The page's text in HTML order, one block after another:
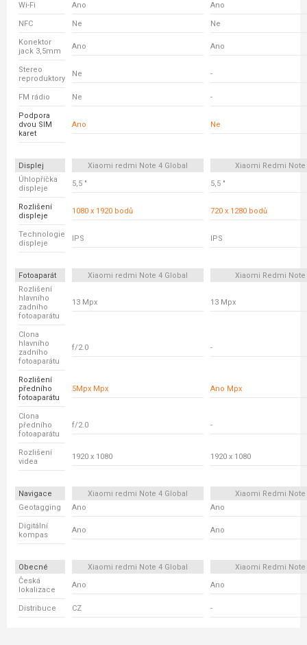
Wi-Fi Ano Ano
NFC Ne Ne
Konektor
jack 3,5mm
Ano Ano
Stereo
reproduktory
Ne -
FM rádio Ne -
Podpora
dvou SIM
karet
Ano Ne
Displej Xiaomi redmi Note 4 Global
Xiaomi Redmi Note
Úhlopříčka
displeje
5,5 " 5,5 "
Rozlišení
displeje
1080 x 1920 bodů 720 x 1280 bodů
Technologie
displeje
IPS IPS
Fotoaparát Xiaomi redmi Note 4 Global
Xiaomi Redmi Note
Rozlišení
hlavního
zadního
fotoaparátu
13 Mpx 13 Mpx
Clona
hlavního
zadního
fotoaparátu
f/2.0 -
Rozlišení
předního
fotoaparátu
5Mpx Mpx Ano Mpx
Clona
předního
fotoaparátu
f/2.0 -
Rozlišení
videa
1920 x 1080 1920 x 1080
Navigace Xiaomi redmi Note 4 Global
Xiaomi Redmi Note
Geotagging
Ano Ano
Digitální
kompas
Ano Ano
Obecné Xiaomi redmi Note 4 Global
Xiaomi Redmi Note
Česká
lokalizace
Ano Ano
Distribuce CZ -